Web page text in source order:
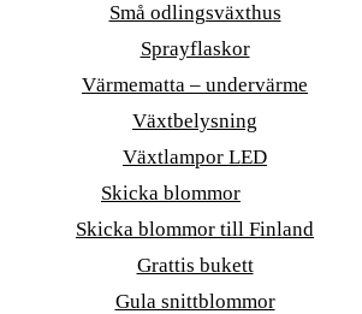
Små odlingsväxthus
Sprayflaskor
Värmematta – undervärme
Växtbelysning
Växtlampor LED
Skicka blommor
Skicka blommor till Finland
Grattis bukett
Gula snittblommor